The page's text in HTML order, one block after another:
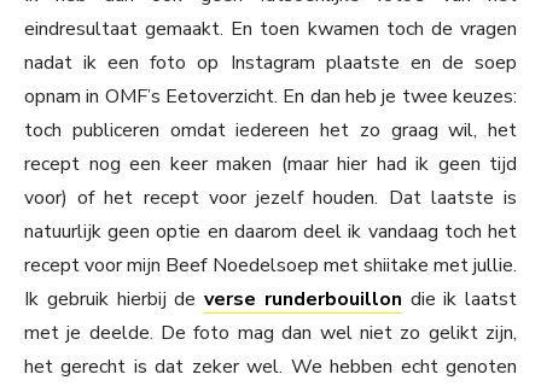
eindresultaat gemaakt. En toen kwamen toch de vragen
nadat ik een foto op Instagram plaatste en de soep
opnam in OMF’s Eetoverzicht. En dan heb je twee keuzes:
toch publiceren omdat iedereen het zo graag wil, het
recept nog een keer maken (maar hier had ik geen tijd
voor) of het recept voor jezelf houden. Dat laatste is
natuurlijk geen optie en daarom deel ik vandaag toch het
recept voor mijn Beef Noedelsoep met shiitake met jullie.
Ik gebruik hierbij de verse runderbouillon die ik laatst
met je deelde. De foto mag dan wel niet zo gelikt zijn,
het gerecht is dat zeker wel. We hebben echt genoten